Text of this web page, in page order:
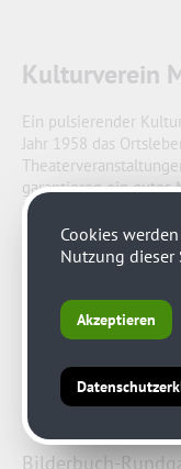
Kulturverein
Ein pulsierender
Jahr 1958 das
garantieren ein gutes
Fundament des Dorfs
Bilderbuch-
Cookies
Nutzung dieser
Akzeptieren